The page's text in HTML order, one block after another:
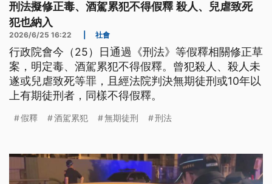
刑法擬修正毒、酒駕累犯不得假釋 殺人、兒虐致死
犯也納入
2026/6/25 16:22 社會
行政院會今（25）日通過《刑法》等假釋相關修正草
案，明定毒、酒駕累犯不得假釋。曾犯殺人、殺人未
遂或兒虐致死等罪，且經法院判決無期徒刑或10年以
上有期徒刑者，同樣不得假釋。
假釋 酒駕累犯 無期徒刑 刑法